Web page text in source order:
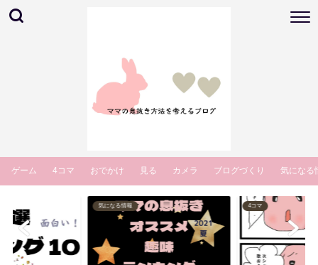
ゲーム 4コマ おでかけ 見る カメラ ブログづくり 気になる
気になる情報 4コマ